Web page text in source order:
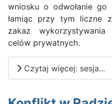
wniosku o odwołanie go
łamiąc przy tym liczne
zakaz
celów prywatnych.
Czytaj więcej: sesja...